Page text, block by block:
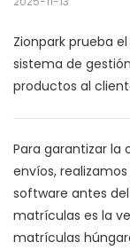
Zionpark prueba
sistema de
productos al
Para garantizar la
envíos,
software antes
matrículas es la
matrículas